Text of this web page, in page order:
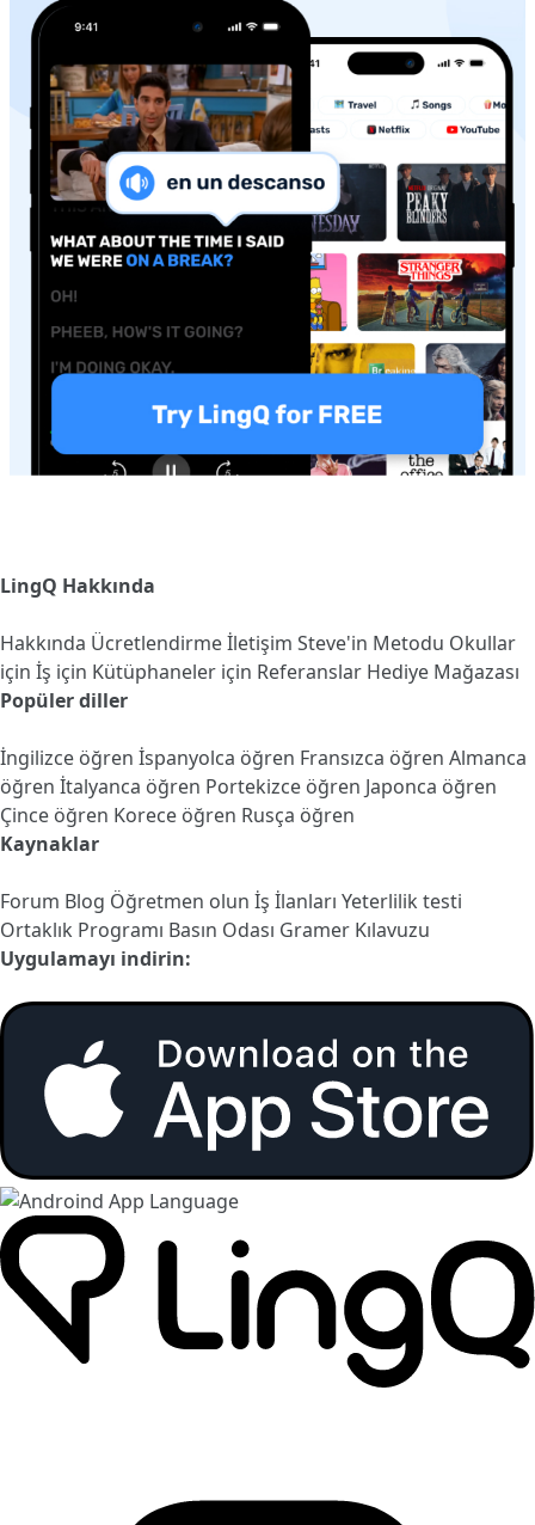
LingQ Hakkında
Hakkında Ücretlendirmeİletişim Steve'in Metodu Okullar
için İş için Kütüphaneler için Referanslar Hediye Mağazası
Popüler diller
İngilizce öğren İspanyolca öğren Fransızca öğren Almanca
öğren İtalyanca öğren Portekizce öğren Japonca öğren
Çince öğren Korece öğren Rusça öğren
Kaynaklar
Forum Blog Öğretmen olun İş İlanları Yeterlilik testi
Ortaklık Programı Basın Odası Gramer Kılavuzu
Uygulamayı indirin: